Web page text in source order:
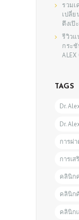
รวมเ
เปลี่
ตึงเป๊
รีวิว
กระ
TAGS
Dr.
Dr.
การผ่
การเ
คลินิก
คลินิก
คลินิก